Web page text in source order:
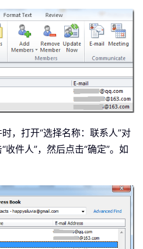
，打开“选择名称：联系人”对
件人”，然后点击“确定”。如